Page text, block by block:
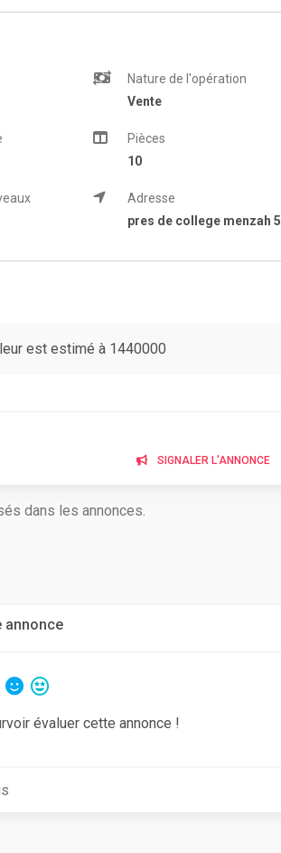
Nature de l'opération
Vente
Pièces
10
Adresse
pres de college menzah 5
est estimé à 1440000
SIGNALER L'ANNONCE
dans les annonces.
annonce
évaluer cette annonce !